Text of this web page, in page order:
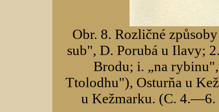
Obr. 8. Rozličné
sub", D. Porubá u Ilavy;
Brodu; i. „na rybinu",
Ttolodhu"), Osturňa u
u Kežmarku. (C. 4.—6.